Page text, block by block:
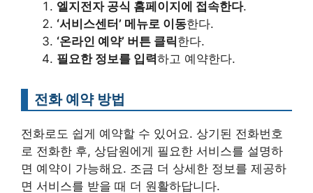
엘지전자 공식 홈페이지에 접속한다.
‘서비스센터’ 메뉴로 이동한다.
‘온라인 예약’ 버튼 클릭한다.
필요한 정보를 입력하고 예약한다.
전화 예약 방법
전화로도 쉽게 예약할 수 있어요. 상기된 전화번호
로 전화한 후, 상담원에게 필요한 서비스를 설명하
면 예약이 가능해요. 조금 더 상세한 정보를 제공하
면 서비스를 받을 때 더 원활하답니다.